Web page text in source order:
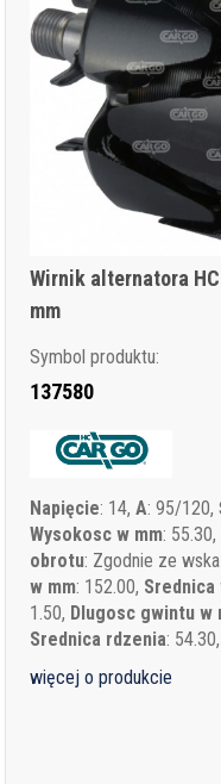
Wirnik alternatora
mm
Symbol produktu:
137580
Napięcie: 14,A: 95/120,
Wysokosc w mm: 55.30,
obrotu: Zgodnie ze
w mm: 152.00, Srednica
1.50, Dlugosc gwintu w
Srednica rdzenia: 54.30,
więcej o produkcie